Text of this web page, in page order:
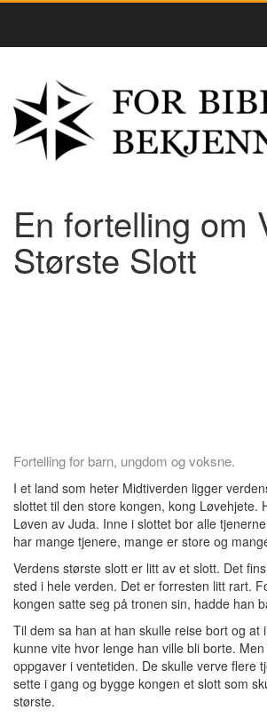
En fortelling om
Største Slott
Fortelling for barn, ungdom og voksne.
I et land som heter Midtiverden ligger
slottet til den store kongen, kong Løvehjete.
Løven av Juda. Inne i slottet bor alle
har mange tjenere, mange er store og
Verdens største slott er litt av et slott. Det
sted i hele verden. Det er forresten litt rart.
kongen satte seg på tronen sin, hadde han
Til dem sa han at han skulle reise bort og at
kunne vite hvor lenge han ville bli borte.
oppgaver i ventetiden. De skulle verve flere
sette i gang og bygge kongen et slott som
største.